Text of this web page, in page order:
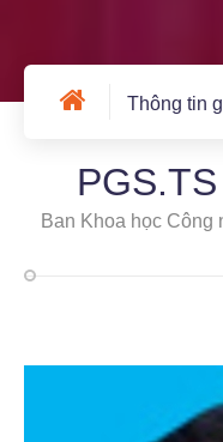
Thông tin
Ban Khoa học